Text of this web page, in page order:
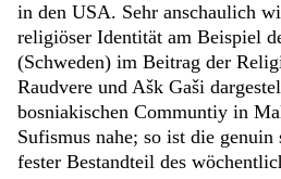
in den USA. Sehr anschaulich
religiöser Identität am Beispiel
(Schweden) im Beitrag der
Raudvere und Ašk Gaši
bosniakischen Communtiy in
Sufismus nahe; so ist die
fester Bestandteil des